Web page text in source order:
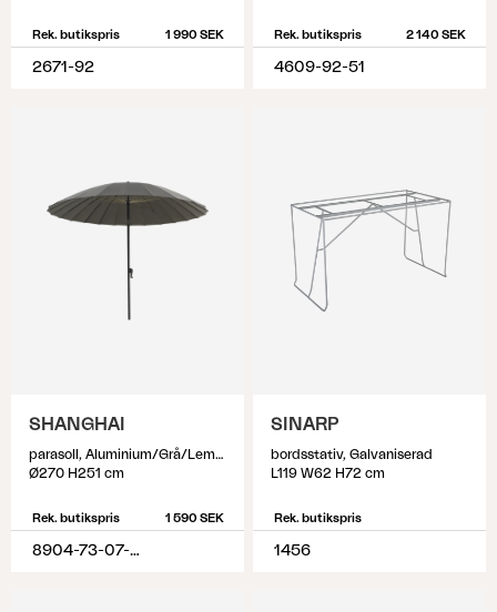
Rek. butikspris 1 990 SEK
2671-92
Rek. butikspris 2 140 SEK
4609-92-51
SHANGHAI
parasoll, Aluminium/Grå/Lemon
Ø270 H251 cm
Rek. butikspris 1 590 SEK
8904-73-07-R92
SINARP
bordsstativ, Galvaniserad
L119 W62 H72 cm
Rek. butikspris
1456